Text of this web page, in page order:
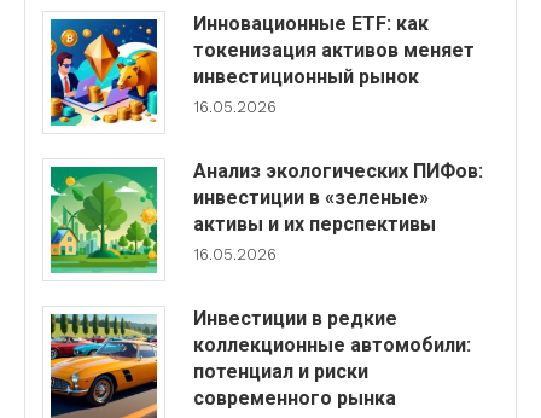
Инновационные ETF: как
токенизация активов меняет
инвестиционный рынок
16.05.2026
Анализ экологических ПИФов:
инвестиции в «зеленые»
активы и их перспективы
16.05.2026
Инвестиции в редкие
коллекционные автомобили:
потенциал и риски
современного рынка